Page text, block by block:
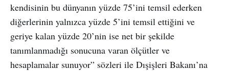
kendisinin bu dünyanın yüzde 75’ini temsil ederken
diğerlerinin yalnızca yüzde 5’ini temsil ettiğini ve
geriye kalan yüzde 20’nin ise net bir şekilde
tanımlanmadığı sonucuna varan ölçütler ve
hesaplamalar sunuyor” sözleri ile Dışişleri Bakanı’na